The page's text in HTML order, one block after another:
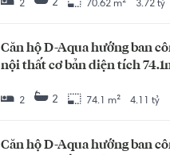
2 2 70.62 m² 3.72 tỷ
Căn hộ D-Aqua hướng ban
nội thất cơ bản diện tích
2 2 74.1 m² 4.11 tỷ
Căn hộ D-Aqua hướng ban